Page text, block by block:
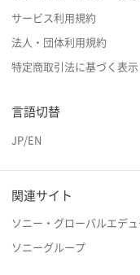
サービス利用規約
法人・団体利用規約
特定商取引法に基づく表示
言語切替
JP/EN
関連サイト
ソニー・グローバルエデ
ソニーグループ